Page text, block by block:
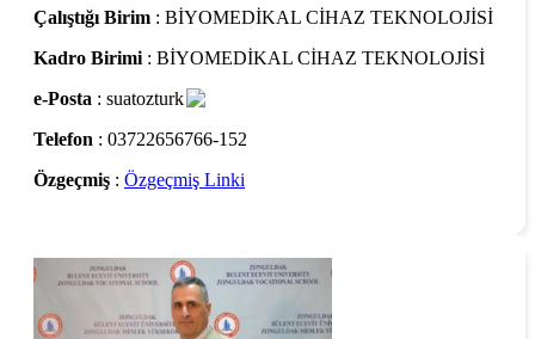
Çalıştığı Birim : BİYOMEDİKAL CİHAZ TEKNOLOJİSİ
Kadro Birimi : BİYOMEDİKAL CİHAZ TEKNOLOJİSİ
e-Posta : suatozturk
Telefon : 03722656766-152
Özgeçmiş : Özgeçmiş Linki